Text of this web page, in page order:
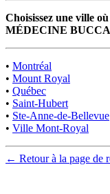
Choisissez une ville
MÉDECINE
• Montréal
• Mount Royal
• Québec
• Saint-Hubert
• Ste-Anne-de-Bellevue
• Ville Mont-Royal
← Retour à la page de